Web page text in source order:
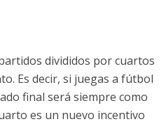
divididos por cuartos
Es decir, si juegas a fútbol
final será siempre como
es un nuevo incentivo